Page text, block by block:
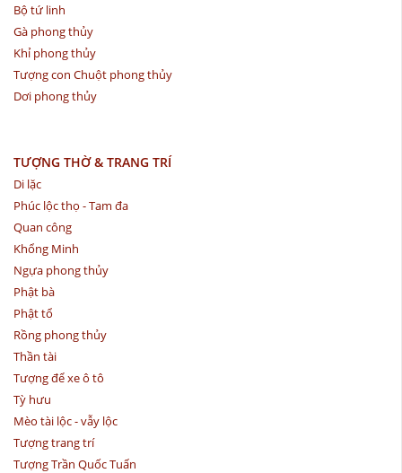
Bộ tứ linh
Gà phong thủy
Khỉ phong thủy
Tượng con Chuột phong thủy
Dơi phong thủy
TƯỢNG THỜ & TRANG TRÍ
Di lặc
Phúc lộc thọ - Tam đa
Quan công
Khổng Minh
Ngựa phong thủy
Phật bà
Phật tổ
Rồng phong thủy
Thần tài
Tượng để xe ô tô
Tỳ hưu
Mèo tài lộc - vẫy lộc
Tượng trang trí
Tượng Trần Quốc Tuấn